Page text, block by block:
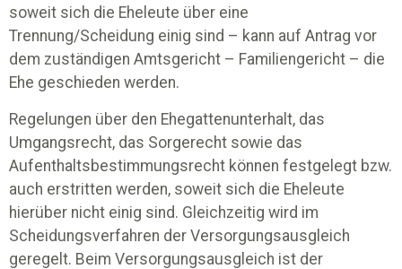
soweit sich die Eheleute über eine
Trennung/Scheidung einig sind – kann auf Antrag vor
dem zuständigen Amtsgericht – Familiengericht – die
Ehe geschieden werden.
Regelungen über den Ehegattenunterhalt, das
Umgangsrecht, das Sorgerecht sowie das
Aufenthaltsbestimmungsrecht können festgelegt bzw.
auch erstritten werden, soweit sich die Eheleute
hierüber nicht einig sind. Gleichzeitig wird im
Scheidungsverfahren der Versorgungsausgleich
geregelt. Beim Versorgungsausgleich ist der